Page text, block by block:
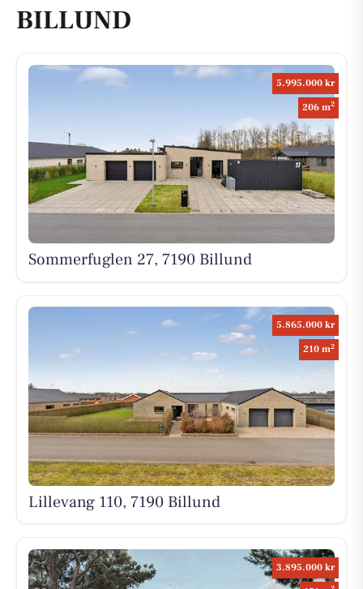
BILLUND
5.995.000 kr
206 m2
Sommerfuglen 27, 7190 Billund
5.865.000 kr
210 m2
Lillevang 110, 7190 Billund
3.895.000 kr